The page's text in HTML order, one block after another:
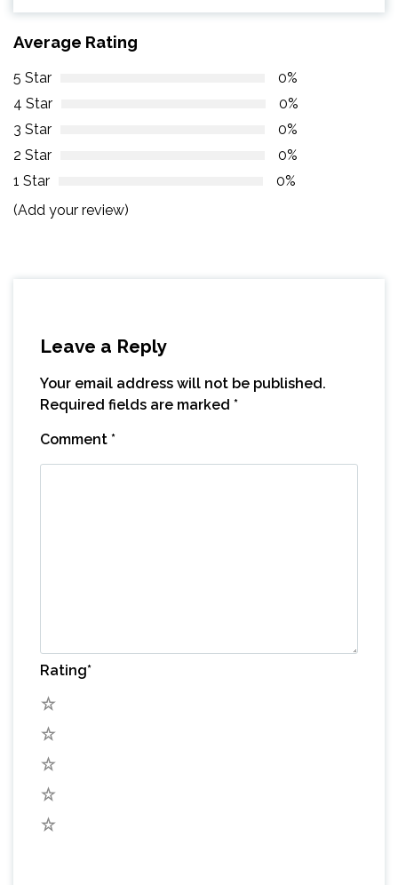
Average Rating
5 Star
0%
4 Star
0%
3 Star
0%
2 Star
0%
1 Star
0%
(Add your review)
Leave a Reply
Your email address will not be published.
Required fields are marked *
Comment *
Rating*